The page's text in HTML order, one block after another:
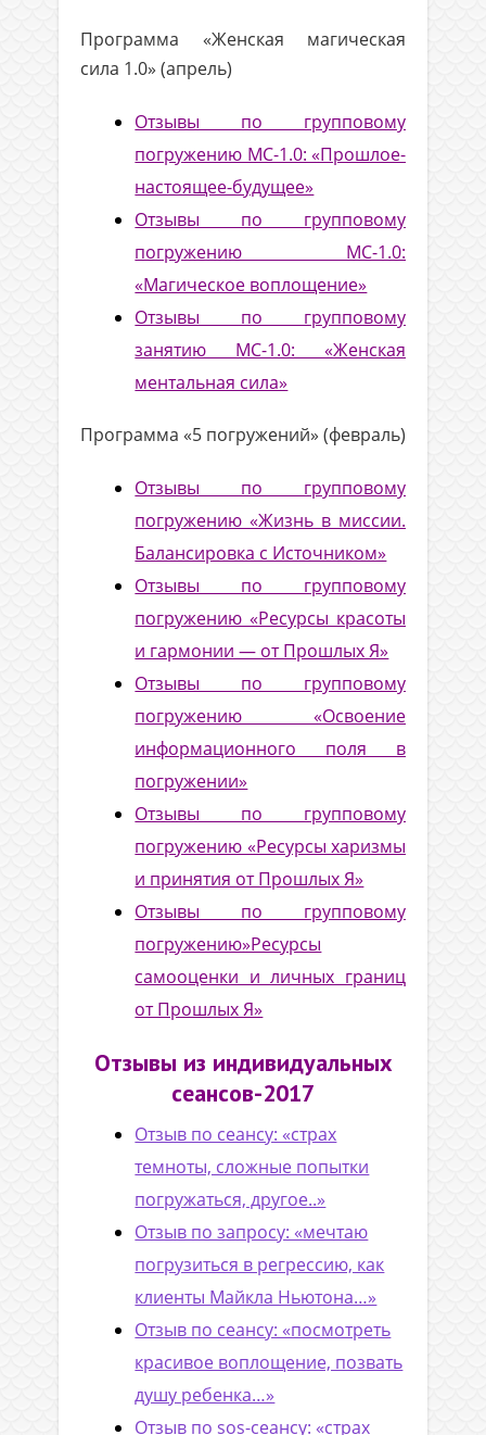
Программа «Женская магическая
сила 1.0» (апрель)
Отзывы по групповому
погружению МС-1.0: «Прошлое-
настоящее-будущее»
Отзывы по групповому
погружению МС-1.0:
«Магическое воплощение»
Отзывы по групповому
занятию МС-1.0: «Женская
ментальная сила»
Программа «5 погружений» (февраль)
Отзывы по групповому
погружению «Жизнь в миссии.
Балансировка с Источником»
Отзывы по групповому
погружению «Ресурсы красоты
и гармонии — от Прошлых Я»
Отзывы по групповому
погружению «Освоение
информационного поля в
погружении»
Отзывы по групповому
погружению «Ресурсы харизмы
и принятия от Прошлых Я»
Отзывы по групповому
погружению»Ресурсы
самооценки и личных границ
от Прошлых Я»
Отзывы из индивидуальных
сеансов-2017
Отзыв по сеансу: «страх
темноты, сложные попытки
погружаться, другое..»
Отзыв по запросу: «мечтаю
погрузиться в регрессию, как
клиенты Майкла Ньютона…»
Отзыв по сеансу: «посмотреть
красивое воплощение, позвать
душу ребенка…»
Отзыв по sos-сеансу: «страх